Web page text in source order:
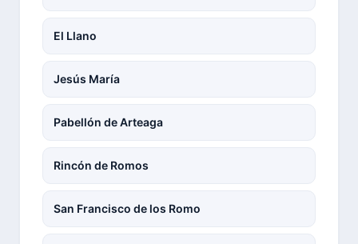
El Llano
Jesús María
Pabellón de Arteaga
Rincón de Romos
San Francisco de los Romo